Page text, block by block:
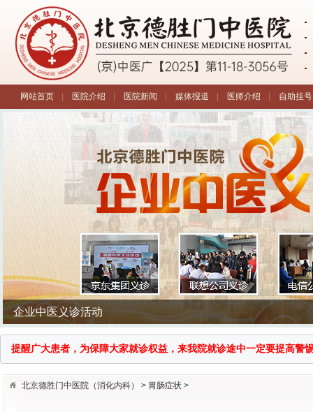
网站首页 医院介绍 医院新闻 媒体报道 医师介绍 自助挂号
第三届全国中医疑难病诊疗学术报告会
企业中医义诊活动
醒广大患者，为保障大家就诊权益，来我院就诊途中一定要提高警惕
北京德胜门中医院（消化内科） > 胃肠症状 >